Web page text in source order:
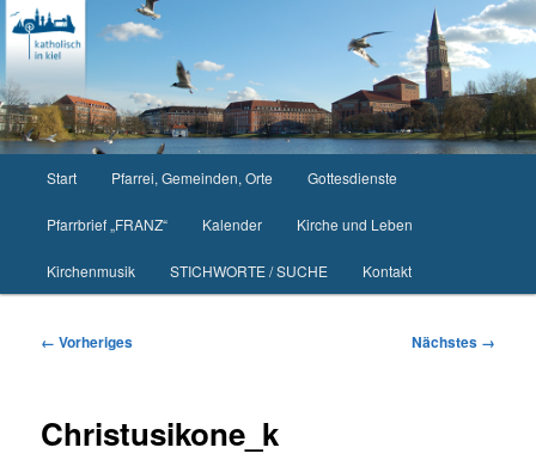
Zum
primären
Inhalt
springen
Start Pfarrei, Gemeinden, Orte Gottesdienste
Pfarrbrief „FRANZ“ Kalender Kirche und Leben
Kirchenmusik STICHWORTE / SUCHE Kontakt
Bilder-
← Vorheriges Nächstes →
Christusikone_k